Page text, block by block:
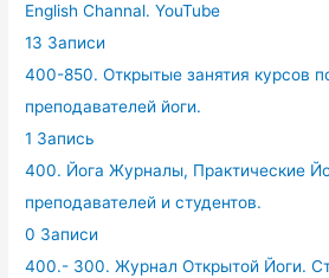
English Channal. YouTube
13 Записи
400-850. Открытые занятия курсов
преподавателей йоги.
1 Запись
400. Йога Журналы, Практические
преподавателей и студентов.
0 Записи
400.- 300. Журнал Открытой Йоги.